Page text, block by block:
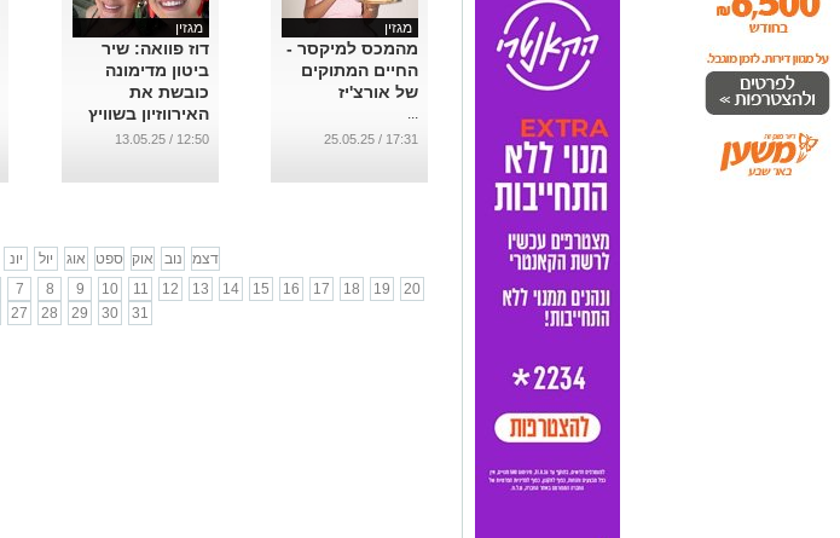
מגזין
מהמכס למיקסר -
החיים המתוקים
של אורצ'יז
...
17:31 / 25.05.25
מגזין
דוז פוואה: שיר
ביטון מדימונה
כובשת את
האירווזיון בשוויץ
...
12:50 / 13.05.25
יונ יול אוג ספט אוק נוב
דצמ
7 8 9 10 11 12 13 14 15 16 17 18 19
20
27 28 29 30 31